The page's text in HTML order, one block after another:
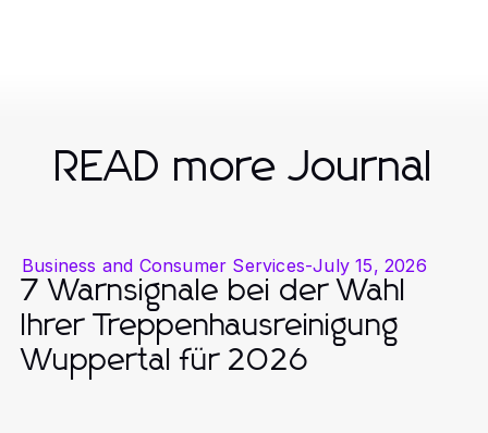
READ more Journal
Business and Consumer Services-July 15, 2026
7 Warnsignale bei der Wahl
Ihrer Treppenhausreinigung
Wuppertal für 2026